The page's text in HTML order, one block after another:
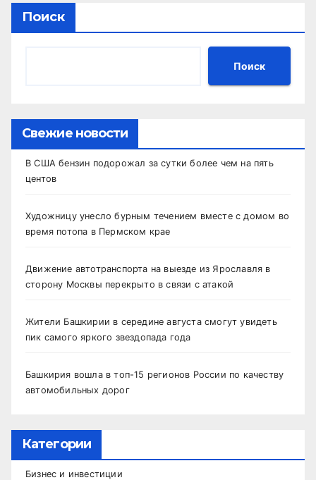
Поиск
Поиск
Свежие новости
В США бензин подорожал за сутки более чем на пять
центов
Художницу унесло бурным течением вместе с домом во
время потопа в Пермском крае
Движение автотранспорта на выезде из Ярославля в
сторону Москвы перекрыто в связи с атакой
Жители Башкирии в середине августа смогут увидеть
пик самого яркого звездопада года
Башкирия вошла в топ-15 регионов России по качеству
автомобильных дорог
Категории
Бизнес и инвестиции